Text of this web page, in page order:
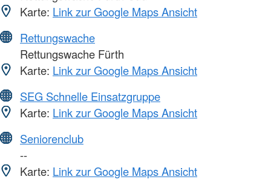
Karte: Link zur Google Maps Ansicht
Rettungswache
Rettungswache Fürth
Karte: Link zur Google Maps Ansicht
SEG Schnelle Einsatzgruppe
Karte: Link zur Google Maps Ansicht
Seniorenclub
--
Karte: Link zur Google Maps Ansicht